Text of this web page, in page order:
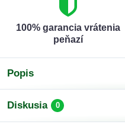
100% garancia vrátenia
peňazí
Popis
Diskusia 0